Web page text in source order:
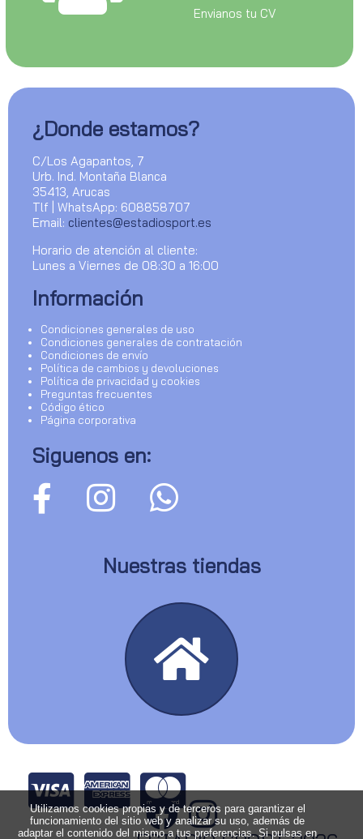
Envianos tu CV
¿Donde estamos?
C/Los Agapantos, 7
Urb. Ind. Montaña Blanca
35413, Arucas
Tlf | WhatsApp: 608858707
Email: clientes@estadiosport.es
Horario de atención al cliente:
Lunes a Viernes de 08:30 a 16:00
Información
Condiciones generales de uso
Condiciones generales de contratación
Condiciones de envío
Política de cambios y devoluciones
Política de privacidad y cookies
Preguntas frecuentes
Código ético
Página corporativa
Siguenos en:
Nuestras tiendas
Utilizamos cookies propias y de terceros para garantizar el
funcionamiento del sitio web y analizar su uso, además de
adaptar el contenido del mismo a tus preferencias. Si pulsas en